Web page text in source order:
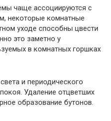
чаще ассоциируются с
некоторые комнатные
уходе способны цвести
это заметно у
в комнатных горшках
и периодического
Удаление отцветших
образование бутонов.